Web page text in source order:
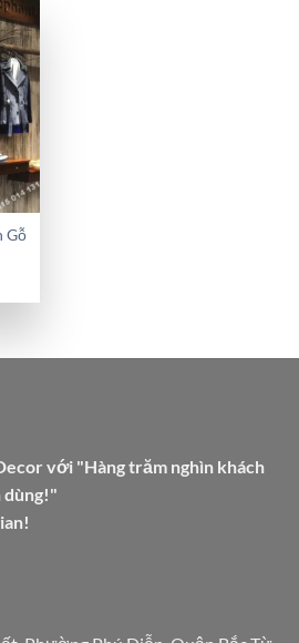
Gỗ
với "Hàng trăm nghìn khách
dùng!"